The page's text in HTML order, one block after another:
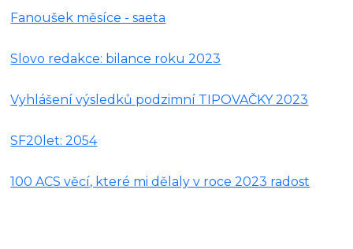
Fanoušek měsíce - saeta
Slovo redakce: bilance roku 2023
Vyhlášení výsledků podzimní TIPOVAČKY 2023
SF20let: 2054
100 ACS věcí, které mi dělaly v roce 2023 radost